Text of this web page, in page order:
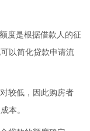
度是根据借款人的征
以简化贷款申请流
较低，因此购房者
本。